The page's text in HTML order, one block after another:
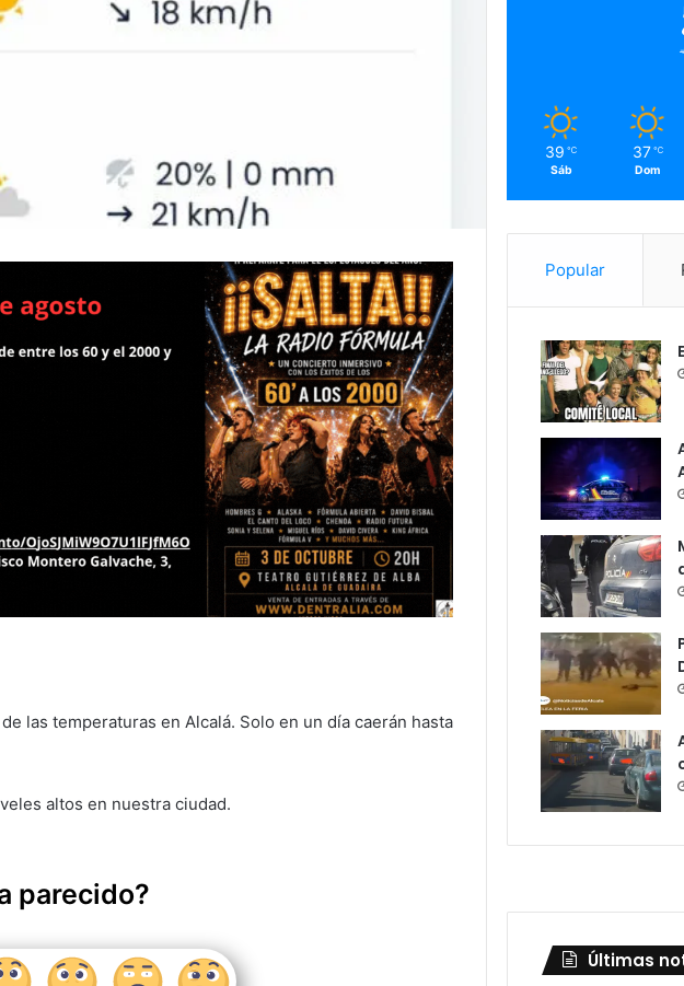
las temperaturas en Alcalá. Solo en un día caerán hasta
altos en nuestra ciudad.
parecido?
39 ℃
Sáb
37 ℃
Dom
Popular
Últimas